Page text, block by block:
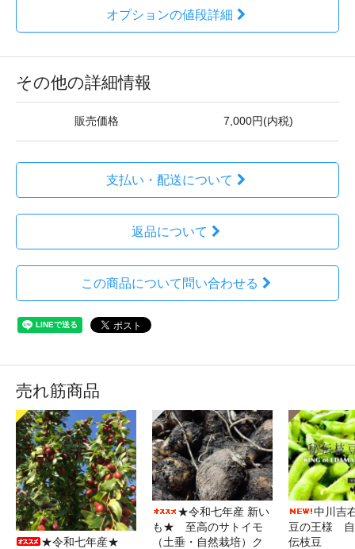
オプションの値段詳細
その他の詳細情報
販売価格 7,000円(内税)
支払い・配送について
返品について
この商品について問い合わせる
売れ筋商品
★令和七年産★
★令和七年産 新い
も★ 至高のサトイモ
（土垂・自然栽培）ク
中川吉
豆の王様 自
伝枝豆